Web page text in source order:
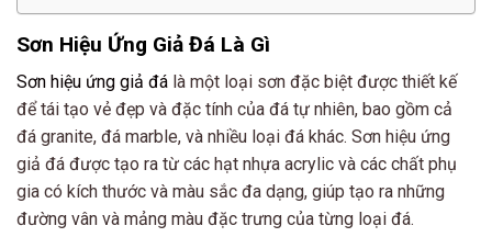
Sơn Hiệu Ứng Giả Đá Là Gì
Sơn hiệu ứng giả đá là một loại sơn đặc biệt được thiết kế
để tái tạo vẻ đẹp và đặc tính của đá tự nhiên, bao gồm cả
đá granite, đá marble, và nhiều loại đá khác. Sơn hiệu ứng
giả đá được tạo ra từ các hạt nhựa acrylic và các chất phụ
gia có kích thước và màu sắc đa dạng, giúp tạo ra những
đường vân và mảng màu đặc trưng của từng loại đá.